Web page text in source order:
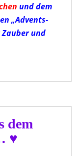
und dem
„Advents-
Zauber und
dem
♥